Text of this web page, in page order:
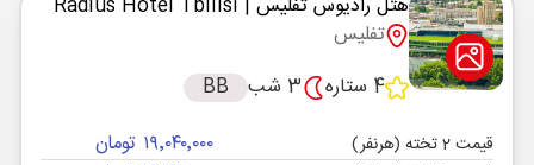
هتل رادیوس تفلیس | Radius Hotel Tbilisi
تفلیس
4 ستاره
3 شب BB
قیمت 2 تخته (هرنفر) ۱۹٬۰۴۰٬۰۰۰ تومان